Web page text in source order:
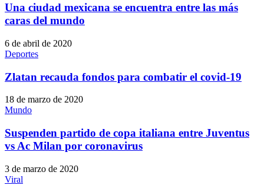
Una ciudad mexicana se encuentra entre las más
caras del mundo
6 de abril de 2020
Deportes
Zlatan recauda fondos para combatir el covid-19
18 de marzo de 2020
Mundo
Suspenden partido de copa italiana entre Juventus
vs Ac Milan por coronavirus
3 de marzo de 2020
Viral